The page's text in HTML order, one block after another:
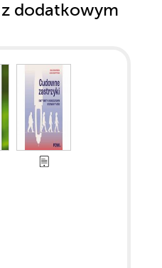
dodatkowym